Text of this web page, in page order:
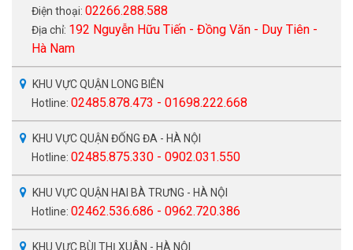
Điện thoại: 02266.288.588
Địa chỉ: 192 Nguyễn Hữu Tiến - Đồng Văn - Duy Tiên -
Hà Nam
KHU VỰC QUẬN LONG BIÊN
Hotline: 02485.878.473 - 01698.222.668
KHU VỰC QUẬN ĐỐNG ĐA - HÀ NỘI
Hotline: 02485.875.330 - 0902.031.550
KHU VỰC QUẬN HAI BÀ TRƯNG - HÀ NỘI
Hotline: 02462.536.686 - 0962.720.386
KHU VỰC BÙI THỊ XUÂN - HÀ NỘI